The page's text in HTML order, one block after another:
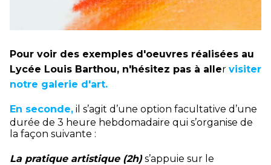
Pour voir des exemples d'oeuvres réalisées au
Lycée Louis Barthou, n'hésitez pas à aller visiter
notre galerie d'art.
En seconde, il s’agit d’une option facultative d’une
durée de 3 heure hebdomadaire qui s’organise de
la façon suivante :
​La pratique artistique (2h)s’appuie sur le